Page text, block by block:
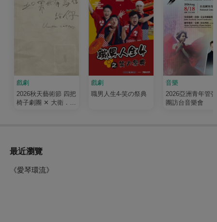
戲劇
2026秋天藝術節 四把
椅子劇團 ✕ 大衛．吉
戲劇
職男人生4-笑の祭典
音樂
2026亞洲青年管
團訪台音樂會
最近瀏覽
《愛琴環流》